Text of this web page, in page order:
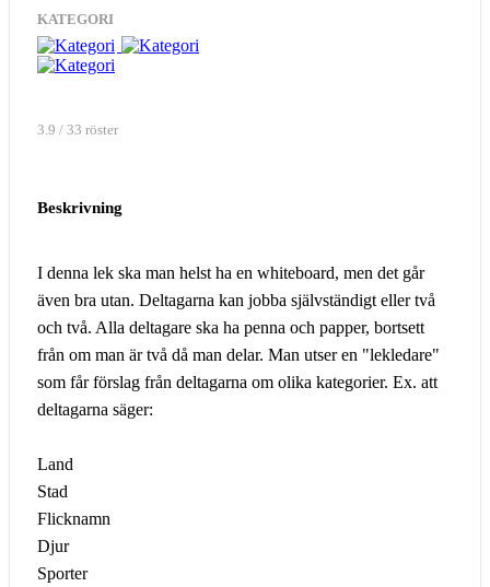
KATEGORI
3.9 / 33 röster
Beskrivning
I denna lek ska man helst ha en whiteboard, men det går
även bra utan. Deltagarna kan jobba självständigt eller två
och två. Alla deltagare ska ha penna och papper, bortsett
från om man är två då man delar. Man utser en "lekledare"
som får förslag från deltagarna om olika kategorier. Ex. att
deltagarna säger:
Land
Stad
Flicknamn
Djur
Sporter